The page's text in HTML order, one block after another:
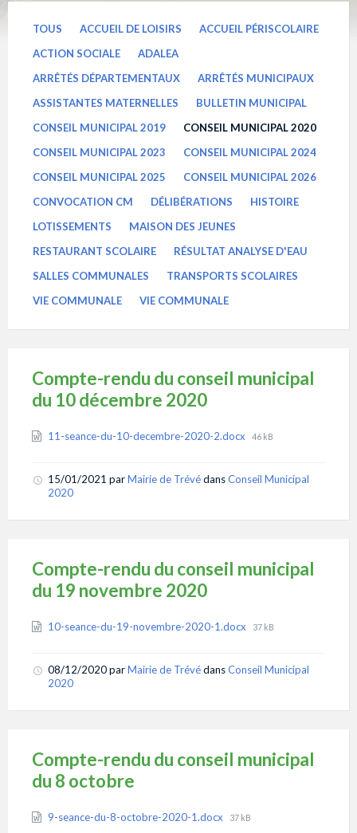
TOUS ACCUEIL DE LOISIRS
ACCUEIL PÉRISCOLAIRE
ACTION SOCIALE
ADALEA
ARRÊTÉS DÉPARTEMENTAUX
ARRÊTÉS MUNICIPAUX
ASSISTANTES MATERNELLES
BULLETIN MUNICIPAL
CONSEIL MUNICIPAL 2019
CONSEIL MUNICIPAL 2020
CONSEIL MUNICIPAL 2023
CONSEIL MUNICIPAL 2024
CONSEIL MUNICIPAL 2025
CONSEIL MUNICIPAL 2026
CONVOCATION CM
DÉLIBÉRATIONS
HISTOIRE
LOTISSEMENTS
MAISON DES JEUNES
RESTAURANT SCOLAIRE
RÉSULTAT ANALYSE D'EAU
SALLES COMMUNALES
TRANSPORTS SCOLAIRES
VIE COMMUNALE
VIE COMMUNALE
Compte-rendu du conseil municipal
du 10 décembre 2020
Attachments
11-seance-du-10-decembre-2020-2.docx File
46 kB
15/01/2021 parMairie de TrévédansConseil Municipal
2020
Compte-rendu du conseil municipal
du 19 novembre 2020
Attachments
10-seance-du-19-novembre-2020-1.docx File
37 kB
08/12/2020parMairie de TrévédansConseil Municipal
2020
Compte-rendu du conseil municipal
du 8 octobre
Attachments
9-seance-du-8-octobre-2020-1.docx File
37 kB